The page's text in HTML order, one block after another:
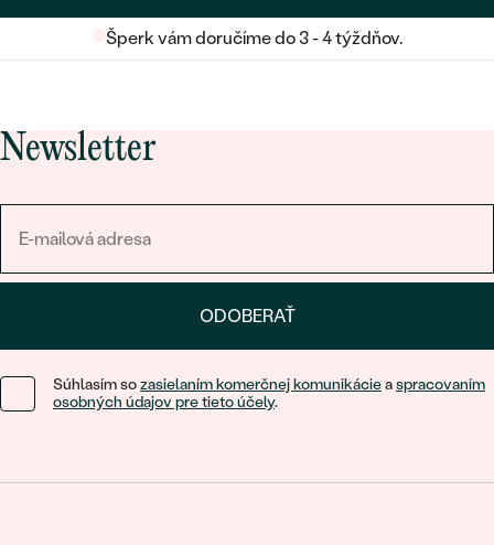
Šperk vám doručíme do 3 - 4 týždňov.
Newsletter
ODOBERAŤ
Súhlasím sozasielaním komerčnej komunikácieaspracovaním
osobných údajov pre tieto účely.